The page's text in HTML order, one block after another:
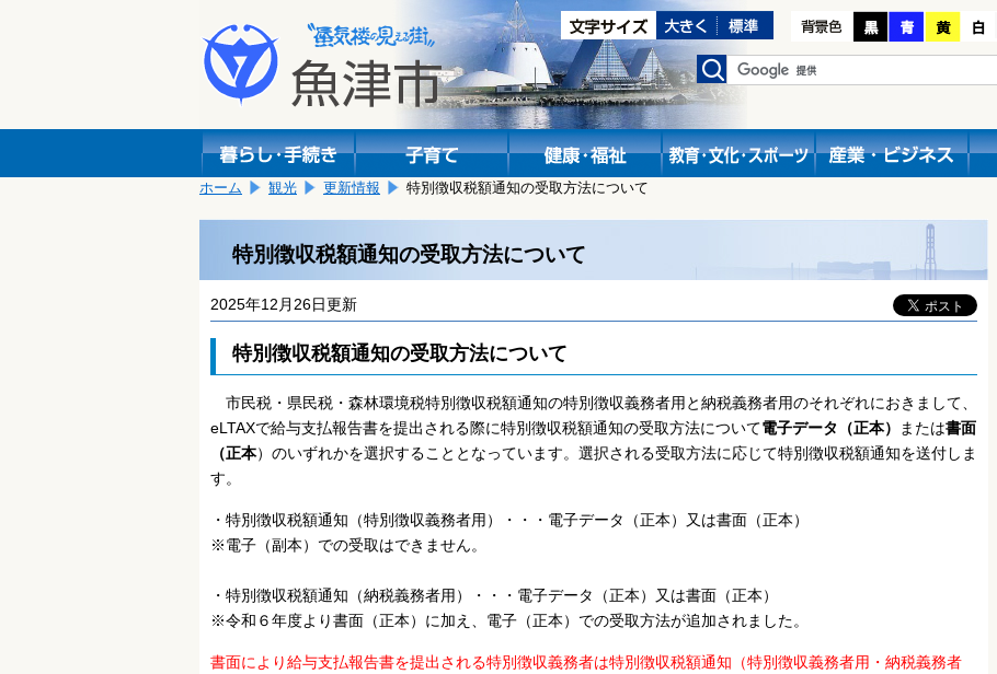
し
ホーム 観光 更新情報 特別徴収税額通知の受取方法について
特別徴収税額通知の受取方法について
2025年12月26日更新
特別徴収税額通知の受取方法について
市民税・県民税・森林環境税特別徴収税額通知の特別徴収義務者用と納税義務者用のそれぞれにおきまして、
eLTAXで給与支払報告書を提出される際に特別徴収税額通知の受取方法について電子データ（正本） または書面
（正本）のいずれかを選択することとなっています。選択される受取方法に応じて特別徴収税額通知を送付しま
す。
・特別徴収税額通知（特別徴収義務者用）・・・電子データ（正本）又は書面（正本）
※電子（副本）での受取はできません。
・特別徴収税額通知（納税義務者用）・・・電子データ（正本）又は書面（正本）
※令和６年度より書面（正本）に加え、 電子（正本）での受取方法が追加されました。
書面により給与支払報告書を提出される特別徴収義務者は特別徴収税額通知（特別徴収義務者用・納税義務者